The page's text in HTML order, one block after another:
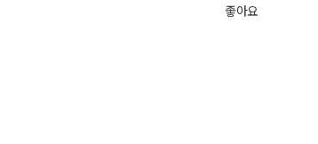
좋아요